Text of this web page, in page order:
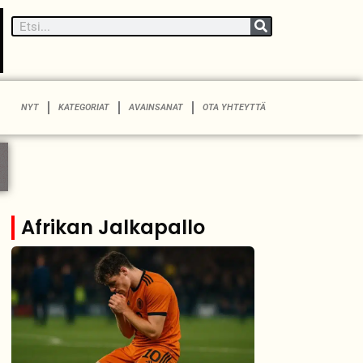
NYT KATEGORIAT AVAINSANAT OTA YHTEYTTÄ
Afrikan Jalkapallo